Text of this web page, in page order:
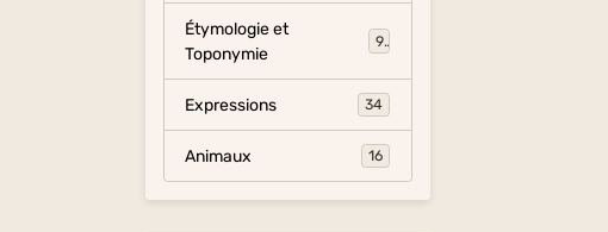
Étymologie et
Toponymie
9
Expressions 34
Animaux 16